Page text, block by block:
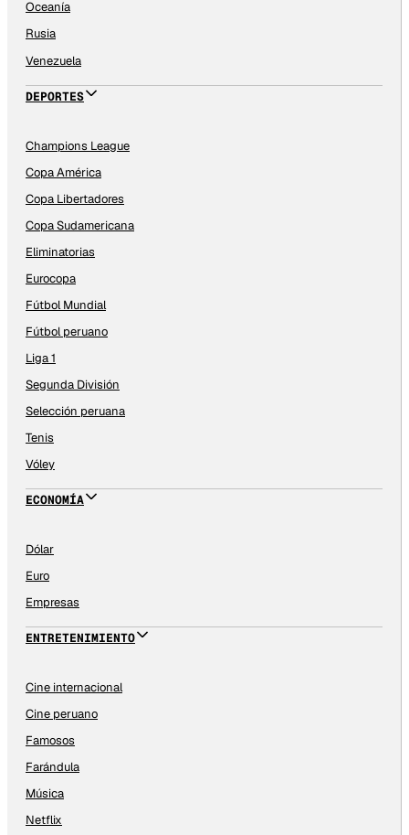
Oceanía
Rusia
Venezuela
DEPORTES
Champions League
Copa América
Copa Libertadores
Copa Sudamericana
Eliminatorias
Eurocopa
Fútbol Mundial
Fútbol peruano
Liga 1
Segunda División
Selección peruana
Tenis
Vóley
ECONOMÍA
Dólar
Euro
Empresas
ENTRETENIMIENTO
Cine internacional
Cine peruano
Famosos
Farándula
Música
Netflix